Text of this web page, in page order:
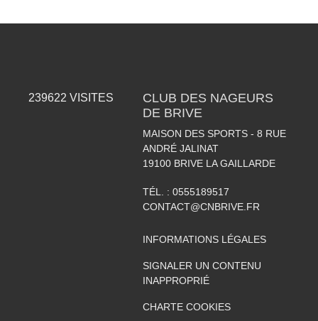
239622 VISITES
CLUB DES NAGEURS
DE BRIVE
MAISON DES SPORTS - 8 RUE
ANDRÉ JALINAT
19100 BRIVE LA GAILLARDE
TÉL. : 0555189517
CONTACT@CNBRIVE.FR
INFORMATIONS LÉGALES
SIGNALER UN CONTENU
INAPPROPRIÉ
CHARTE COOKIES